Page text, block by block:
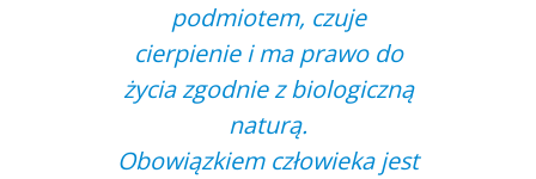
podmiotem, czuje
cierpienie i ma prawo do
życia zgodnie z biologiczną
naturą.
Obowiązkiem człowieka jest